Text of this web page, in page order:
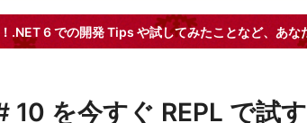
10 を今すぐ REPL で試す